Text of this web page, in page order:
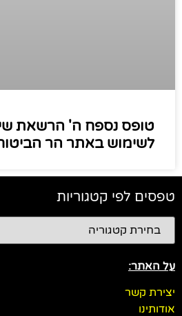
טופס נספח ה' הרשאת
לשימוש באתר הר
טפסים לפי קטגוריות
על האתר:
יצירת קשר
אודותינו